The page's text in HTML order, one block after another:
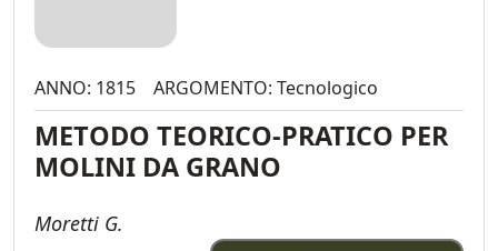
ANNO: 1815 ARGOMENTO: Tecnologico
METODO TEORICO-PRATICO PER
MOLINI DA GRANO
Moretti G.